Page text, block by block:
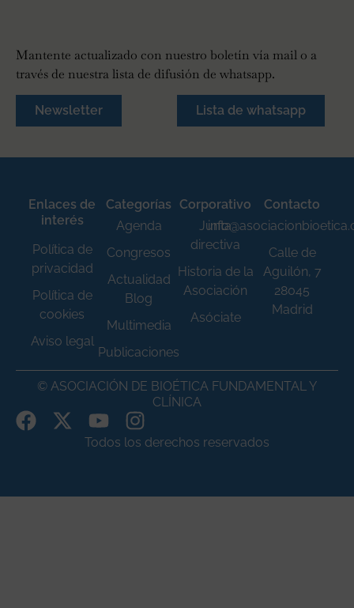
Mantente actualizado con nuestro boletín vía mail o a
través de nuestra lista de difusión de whatsapp.
Newsletter Lista de whatsapp
Enlaces de
interés
Política de
privacidad
Política de
cookies
Aviso legal
Categorías
Agenda
Congresos
Actualidad
Blog
Multimedia
Publicaciones
Corporativo
Junta
directiva
Historia de la
Asociación
Asóciate
Contacto
Calle de
Aguilón, 7
28045
Madrid
© ASOCIACIÓN DE BIOÉTICA FUNDAMENTAL Y
CLÍNICA
Todos los derechos reservados